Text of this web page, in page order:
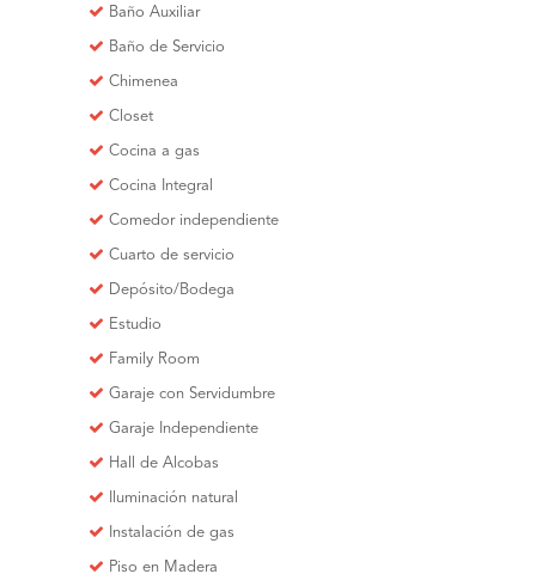
Baño Auxiliar
Baño de Servicio
Chimenea
Closet
Cocina a gas
Cocina Integral
Comedor independiente
Cuarto de servicio
Depósito/Bodega
Estudio
Family Room
Garaje con Servidumbre
Garaje Independiente
Hall de Alcobas
Iluminación natural
Instalación de gas
Piso en Madera